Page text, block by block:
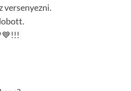
versenyezni.